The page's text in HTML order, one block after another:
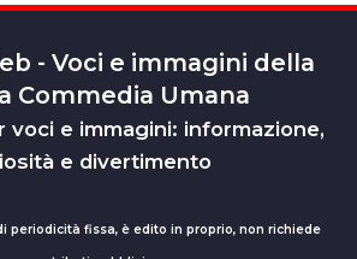
- Voci e immagini della
Commedia Umana
voci e immagini: informazione,
e divertimento
periodicità fissa, è edito in proprio, non richiede